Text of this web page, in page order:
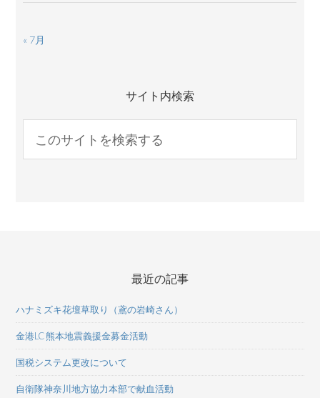
« 7月
サイト内検索
最近の記事
ハナミズキ花壇草取り（鳶の岩崎さん）
金港LC 熊本地震義援金募金活動
国税システム更改について
自衛隊神奈川地方協力本部で献血活動